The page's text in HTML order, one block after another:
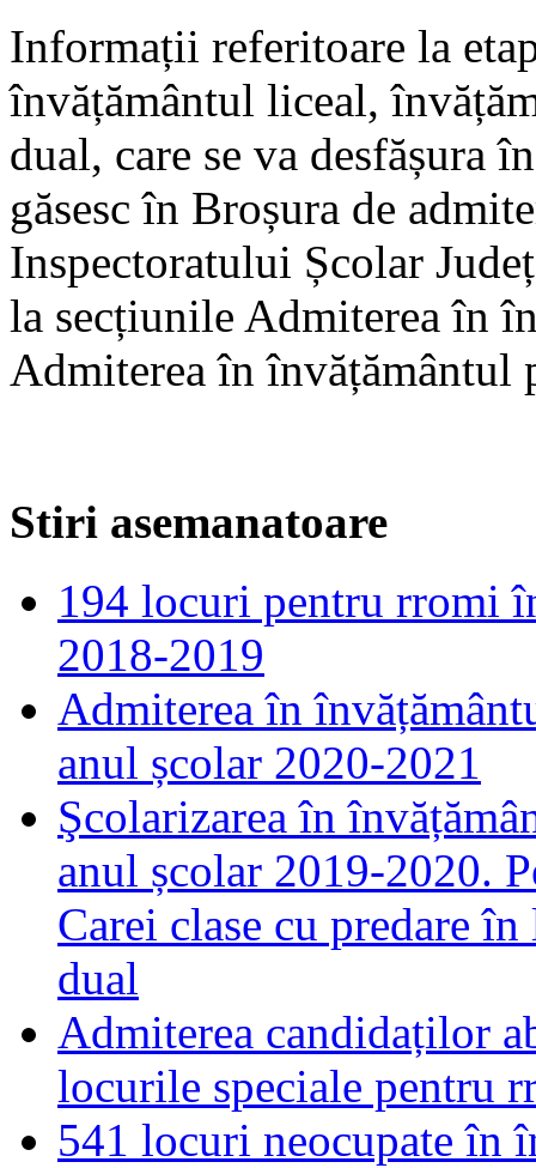
Informații referitoare la
învățământul liceal,
dual, care se va desfășura
găsesc în Broșura de
Inspectoratului Școlar
la secțiunile Admiterea în
Admiterea în învățământul
Stiri asemanatoare
194 locuri pentru rromi
2018-2019
Admiterea în
anul școlar 2020-2021
Şcolarizarea în
anul școlar 2019-2020.
Carei clase cu predare
dual
Admiterea candidaților
locurile speciale pentru
541 locuri neocupate în